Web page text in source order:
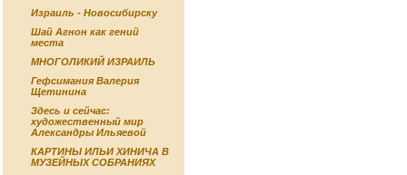
Израиль - Новосибирску
Шай Агнон как гений
места
МНОГОЛИКИЙ ИЗРАИЛЬ
Гефсимания Валерия
Щетинина
Здесь и сейчас:
художественный мир
Александры Ильяевой
КАРТИНЫ ИЛЬИ ХИНИЧА В
МУЗЕЙНЫХ СОБРАНИЯХ